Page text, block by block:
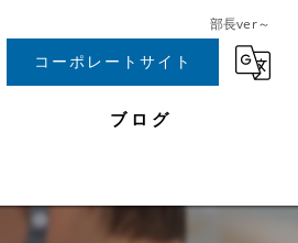
部長ver～
コーポレートサイト
ブログ